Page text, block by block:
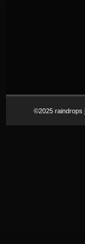
©2025 raindrops